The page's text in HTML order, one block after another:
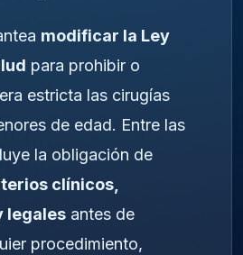
modificar la Ley
para prohibir o
estricta las cirugías
de edad. Entre las
la obligación de
clínicos,
legales antes de
procedimiento,